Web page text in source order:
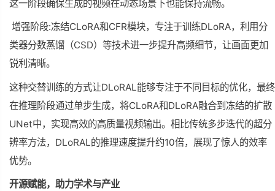
这一阶段确保生成的视频在动态场景下也能保持流畅。
增强阶段:冻结CLoRA和CFR模块，专注于训练DLoRA，利用分
类器分数蒸馏（CSD）等技术进一步提升高频细节，让画面更加
锐利清晰。
这种交替训练的方式让DLoRAL能够专注于不同目标的优化，最终
在推理阶段通过单步生成，将CLoRA和DLoRA融合到冻结的扩散
UNet中，实现高效的高质量视频输出。相比传统多步迭代的超分
辨率方法，DLoRAL的推理速度提升约10倍，展现了惊人的效率
优势。
开源赋能，助力学术与产业